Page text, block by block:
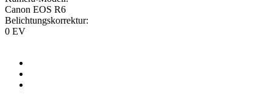
Canon EOS R6
Belichtungskorrektur:
0 EV